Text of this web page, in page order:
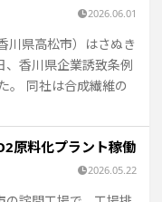
2026.06.01
川県高松市）はさぬき
香川県企業誘致条例
。 同社は合成繊維の
原料化プラント稼働
2026.05.22